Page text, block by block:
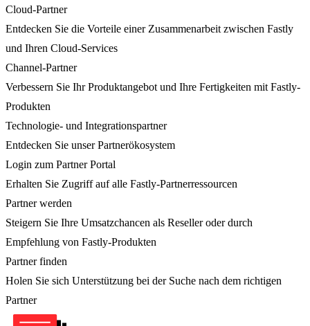
Cloud-Partner
Entdecken Sie die Vorteile einer Zusammenarbeit zwischen Fastly
und Ihren Cloud-Services
Channel-Partner
Verbessern Sie Ihr Produktangebot und Ihre Fertigkeiten mit Fastly-
Produkten
Technologie- und Integrationspartner
Entdecken Sie unser Partnerökosystem
Login zum Partner Portal
Erhalten Sie Zugriff auf alle Fastly-Partnerressourcen
Partner werden
Steigern Sie Ihre Umsatzchancen als Reseller oder durch
Empfehlung von Fastly-Produkten
Partner finden
Holen Sie sich Unterstützung bei der Suche nach dem richtigen
Partner